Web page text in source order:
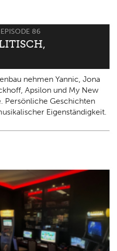
86
nehmen Yannic, Jona
Apsilon und My New
Persönliche Geschichten
Eigenständigkeit.